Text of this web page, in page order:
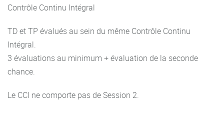
Contrôle Continu Intégral
TD et TP évalués au sein du même Contrôle Continu
Intégral.
3 évaluations au minimum + évaluation de la seconde
chance.
Le CCI ne comporte pas de Session 2.